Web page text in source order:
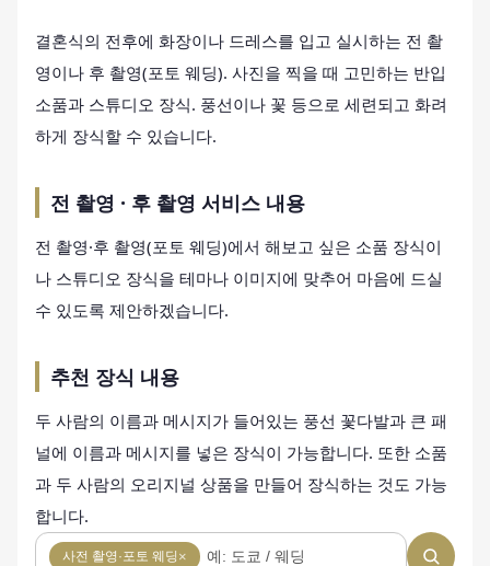
결혼식의 전후에 화장이나 드레스를 입고 실시하는 전 촬
영이나 후 촬영(포토 웨딩). 사진을 찍을 때 고민하는 반입
소품과 스튜디오 장식. 풍선이나 꽃 등으로 세련되고 화려
하게 장식할 수 있습니다.
전 촬영 · 후 촬영 서비스 내용
전 촬영·후 촬영(포토 웨딩)에서 해보고 싶은 소품 장식이
나 스튜디오 장식을 테마나 이미지에 맞추어 마음에 드실
수 있도록 제안하겠습니다.
추천 장식 내용
두 사람의 이름과 메시지가 들어있는 풍선 꽃다발과 큰 패
널에 이름과 메시지를 넣은 장식이 가능합니다. 또한 소품
과 두 사람의 오리지널 상품을 만들어 장식하는 것도 가능
합니다.
사전 촬영·포토 웨딩×